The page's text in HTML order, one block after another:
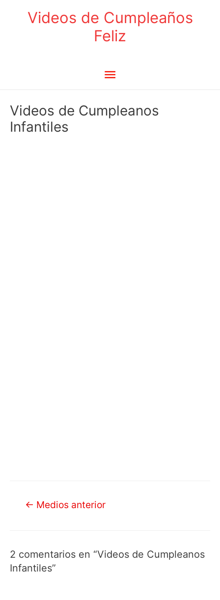
Videos de Cumpleaños
Feliz
Menú
Videos de Cumpleanos
Infantiles
Navegación
← Medios anterior
2 comentarios en “Videos de Cumpleanos
Infantiles”